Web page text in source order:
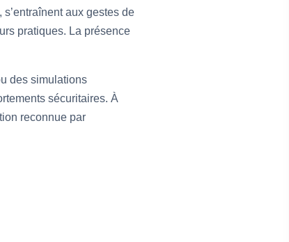
aux gestes de
pratiques. La présence
des simulations
sécuritaires. À
reconnue par